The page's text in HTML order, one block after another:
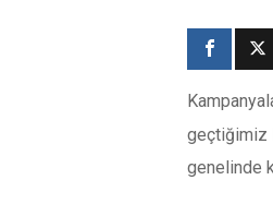
geçtiğimiz
genelinde